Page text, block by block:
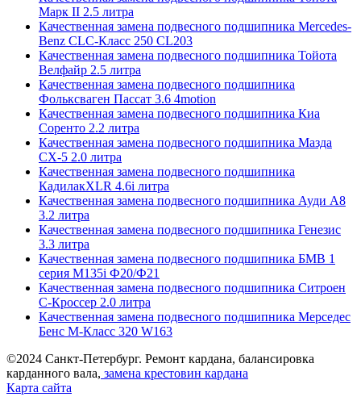
Марк II 2.5 литра
Качественная замена подвесного подшипника Mercedes-
Benz CLC-Класс 250 CL203
Качественная замена подвесного подшипника Тойота
Велфайр 2.5 литра
Качественная замена подвесного подшипника
Фольксваген Пассат 3.6 4motion
Качественная замена подвесного подшипника Киа
Соренто 2.2 литра
Качественная замена подвесного подшипника Мазда
СХ-5 2.0 литра
Качественная замена подвесного подшипника
КадилакXLR 4.6i литра
Качественная замена подвесного подшипника Ауди А8
3.2 литра
Качественная замена подвесного подшипника Генезис
3.3 литра
Качественная замена подвесного подшипника БМВ 1
серия M135i Ф20/Ф21
Качественная замена подвесного подшипника Ситроен
С-Кроссер 2.0 литра
Качественная замена подвесного подшипника Мерседес
Бенс М-Класс 320 W163
©2024 Санкт-Петербург. Ремонт кардана, балансировка
карданного вала, замена крестовин кардана
Карта сайта